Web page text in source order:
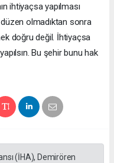
ihtiyaçsa yapılması
olmadıktan sonra
doğru değil. İhtiyaçsa
Bu şehir bunu hak
(İHA), Demirören